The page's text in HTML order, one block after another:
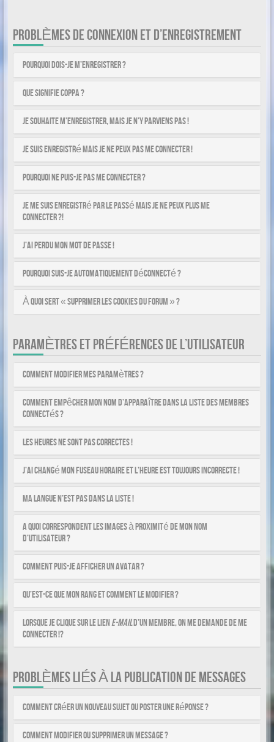
PROBLÈMES DE CONNEXION ET D’ENREGISTREMENT
Pourquoi dois-je m’enregistrer ?
Que signifie COPPA ?
Je souhaite m’enregistrer, mais je n’y parviens pas !
Je suis enregistré mais je ne peux pas me connecter !
Pourquoi ne puis-je pas me connecter ?
Je me suis enregistré par le passé mais je ne peux plus me
connecter ?!
J’ai perdu mon mot de passe !
Pourquoi suis-je automatiquement déconnecté ?
À quoi sert « Supprimer les cookies du forum » ?
PARAMÈTRES ET PRÉFÉRENCES DE L’UTILISATEUR
Comment modifier mes paramètres ?
Comment empêcher mon nom d’apparaître dans la liste des membres
connectés ?
Les heures ne sont pas correctes !
J’ai changé mon fuseau horaire et l’heure est toujours incorrecte !
Ma langue n’est pas dans la liste !
A quoi correspondent les images à proximité de mon nom
d’utilisateur ?
Comment puis-je afficher un avatar ?
Qu’est-ce que mon rang et comment le modifier ?
Lorsque je clique sur le liene-maild’un membre, on me demande de me
connecter !?
PROBLÈMES LIÉS À LA PUBLICATION DE MESSAGES
Comment créer un nouveau sujet ou poster une réponse ?
Comment modifier ou supprimer un message ?